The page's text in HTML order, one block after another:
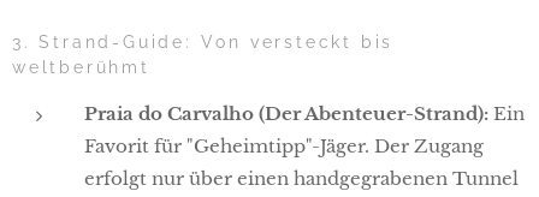
3. Strand-Guide: Von versteckt bis
weltberühmt
Praia do Carvalho (Der Abenteuer-Strand): Ein
Favorit für "Geheimtipp"-Jäger. Der Zugang
erfolgt nur über einen handgegrabenen Tunnel